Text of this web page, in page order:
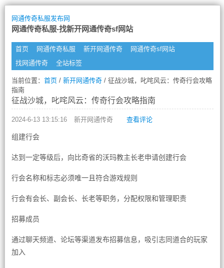
网通传奇私服发布网
网通传奇私服-找新开网通传奇sf网站
首页 网通传奇私服 新开网通传奇
网通传奇sf网站
找网通传奇
全站标签
当前位置： 首页/ 新开网通传奇/ 征战沙城，叱咤风云：传奇行会攻略
指南
征战沙城，叱咤风云：传奇行会攻略指南
2024-6-13 13:15:16 新开网通传奇 查看评论
组建行会
达到一定等级后，向比奇省的沃玛教主长老申请创建行会
行会名称和标志必须唯一且符合游戏规则
行会有会长、副会长、长老等职务，分配权限和管理职责
招募成员
通过聊天频道、论坛等渠道发布招募信息，吸引志同道合的玩家
加入